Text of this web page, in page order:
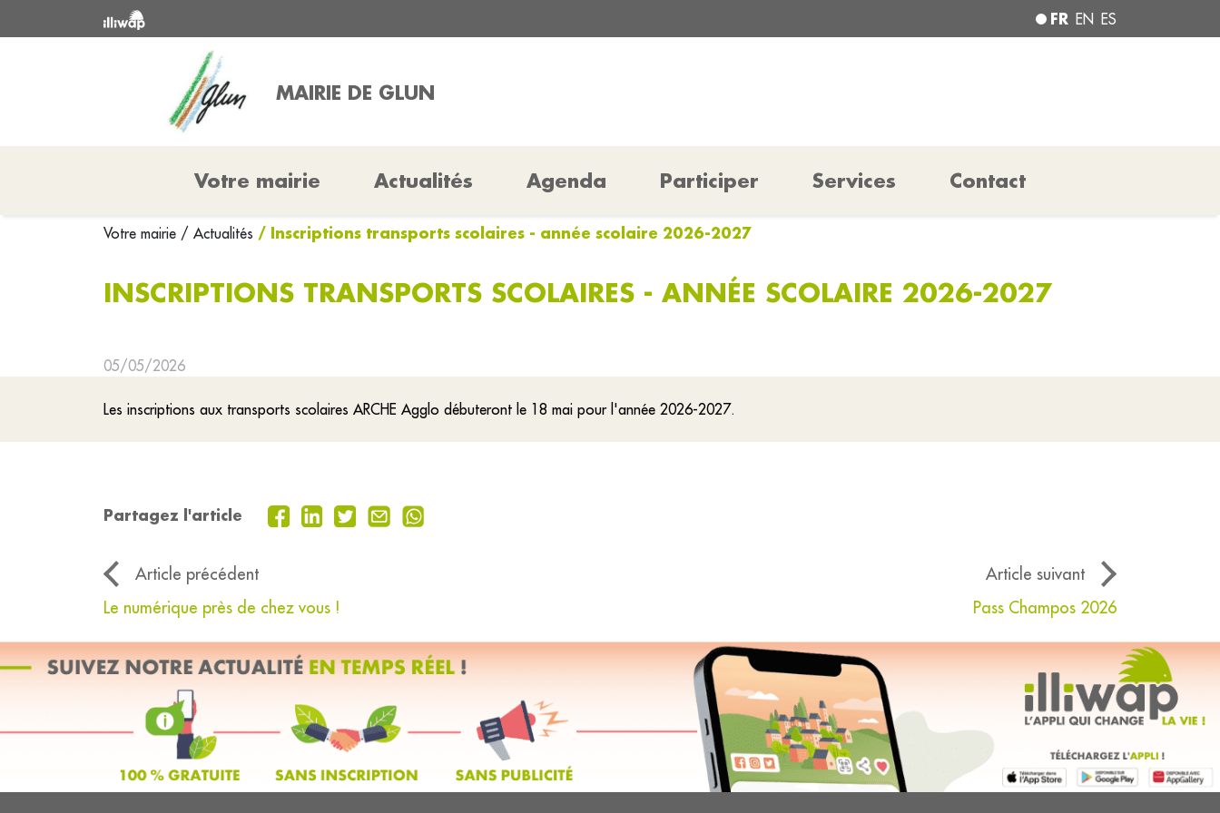
FR EN ES
MAIRIE DE GLUN
Votre mairie Actualités Agenda Participer Services Contact
Votre mairie / Actualités / Inscriptions transports scolaires - année scolaire 2026-2027
INSCRIPTIONS TRANSPORTS SCOLAIRES - ANNÉE SCOLAIRE 2026-2027
05/05/2026
Les inscriptions aux transports scolaires ARCHE Agglo débuteront le 18 mai pour l'année 2026-2027.
Partagez l'article
Article précédent
Article suivant
Le numérique près de chez vous !
Pass Champos 2026